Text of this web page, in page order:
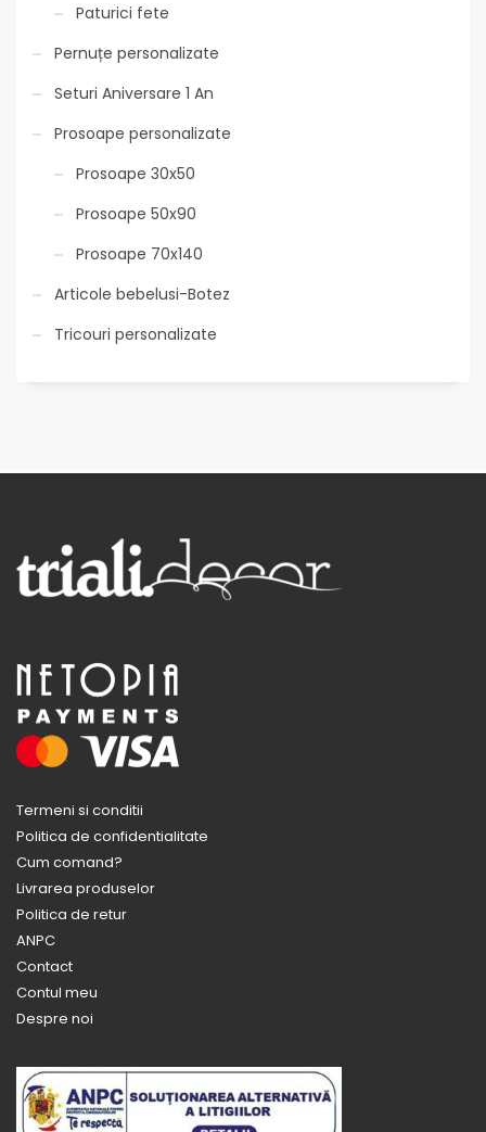
Paturici fete
Pernuțe personalizate
Seturi Aniversare 1 An
Prosoape personalizate
Prosoape 30x50
Prosoape 50x90
Prosoape 70x140
Articole bebelusi-Botez
Tricouri personalizate
Termeni si conditii
Politica de confidentialitate
Cum comand?
Livrarea produselor
Politica de retur
ANPC
Contact
Contul meu
Despre noi